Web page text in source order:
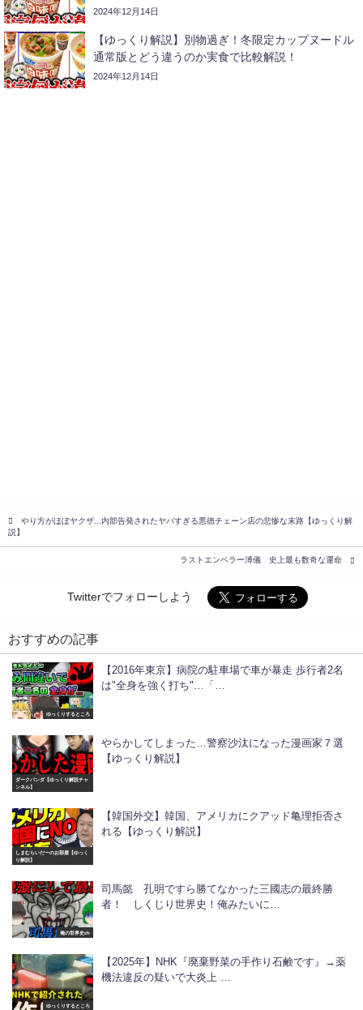
2024年12月14日
【ゆっくり解説】別物過ぎ！冬限定カップヌードル
通常版とどう違うのか実食で比較解説！
2024年12月14日
やり方がほぼヤクザ...内部告発されたヤバすぎる悪徳チェーン店の悲惨な末路【ゆっくり解
説】
ラストエンペラー溥儀 史上最も数奇な運命
Twitterでフォローしよう
おすすめの記事
ゆっくりするところ
【2016年東京】病院の駐車場で車が暴走 歩行者2名
は"全身を強く打ち"…「…
ダークパンダ【ゆっくり解説チャ
ンネル】
やらかしてしまった…警察沙汰になった漫画家７選
【ゆっくり解説】
しまむらいだーのお部屋【ゆっく
り解説】
【韓国外交】韓国、アメリカにクアッド亀理拒否さ
れる【ゆっくり解説】
俺の世界史ch
司馬懿 孔明ですら勝てなかった三國志の最終勝
者！ しくじり世界史！俺みたいに…
ゆっくりするところ
【2025年】NHK『廃棄野菜の手作り石鹸です』→薬
機法違反の疑いで大炎上 …